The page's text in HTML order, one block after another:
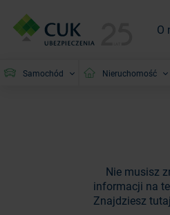
O
Samochód Nieruchomość
Nie musisz
informacji na
Znajdziesz